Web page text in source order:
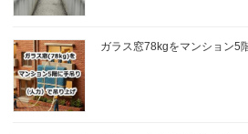
ガラス窓78kgをマンション5